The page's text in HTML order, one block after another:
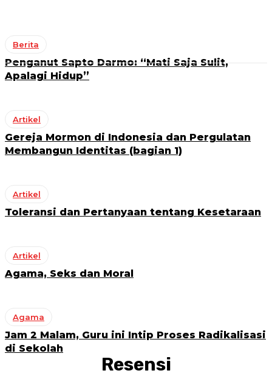
Berita
Penganut Sapto Darmo: “Mati Saja Sulit,
Apalagi Hidup”
Artikel
Gereja Mormon di Indonesia dan Pergulatan
Membangun Identitas (bagian 1)
Artikel
Toleransi dan Pertanyaan tentang Kesetaraan
Artikel
Agama, Seks dan Moral
Agama
Jam 2 Malam, Guru ini Intip Proses Radikalisasi
di Sekolah
Resensi